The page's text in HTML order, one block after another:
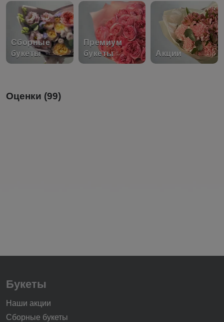
Сборные
букеты
Премиум
букеты
Акции
Оценки (99)
Букеты
Наши акции
Сборные букеты